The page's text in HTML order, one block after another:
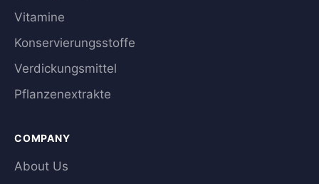
Vitamine
Konservierungsstoffe
Verdickungsmittel
Pflanzenextrakte
COMPANY
About Us